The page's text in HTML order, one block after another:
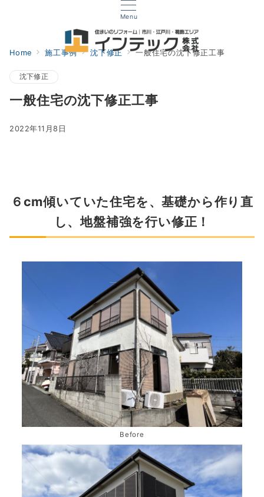
Menu
Home 施工事例 沈下修正 一般住宅の沈下修正工事
沈下修正
一般住宅の沈下修正工事
2022年11月8日
６cm傾いていた住宅を、基礎から作り直
し、地盤補強を行い修正！
Before